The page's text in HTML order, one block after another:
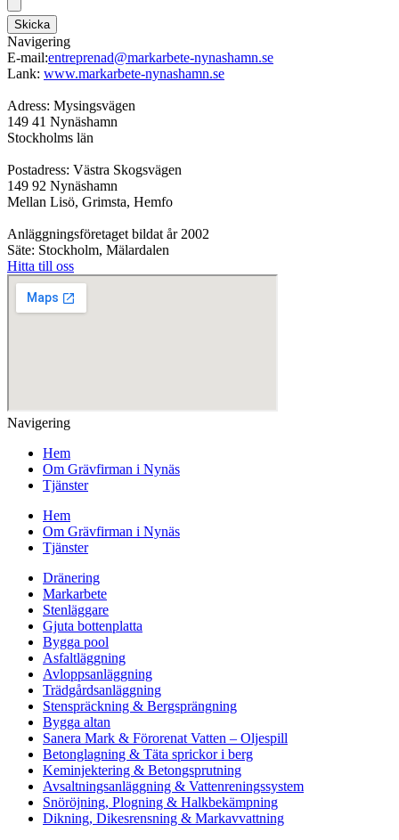
Skicka
Navigering
E-mail:entreprenad@markarbete-nynashamn.se
Lank: www.markarbete-nynashamn.se
Adress: Mysingsvägen
149 41 Nynäshamn
Stockholms län
Postadress: Västra Skogsvägen
149 92 Nynäshamn
Mellan Lisö, Grimsta, Hemfo
Anläggningsföretaget bildat år 2002
Säte: Stockholm, Mälardalen
Hitta till oss
Navigering
Hem
Om Grävfirman i Nynäs
Tjänster
Hem
Om Grävfirman i Nynäs
Tjänster
Dränering
Markarbete
Stenläggare
Gjuta bottenplatta
Bygga pool
Asfaltläggning
Avloppsanläggning
Trädgårdsanläggning
Stenspräckning & Bergsprängning
Bygga altan
Sanera Mark & Förorenat Vatten – Oljespill
Betonglagning & Täta sprickor i berg
Keminjektering & Betongsprutning
Avsaltningsanläggning & Vattenreningssystem
Snöröjning, Plogning & Halkbekämpning
Dikning, Dikesrensning & Markavvattning